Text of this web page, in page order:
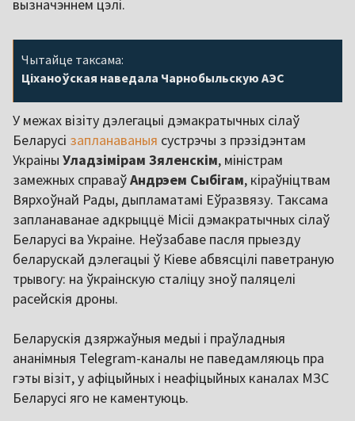
вызначэннем цэлі.
Чытайце таксама:
Ціханоўская наведала Чарнобыльскую АЭС
У межах візіту дэлегацыі дэмакратычных сілаў
Беларусі запланаваныя сустрэчы з прэзідэнтам
Украіны Уладзімірам Зяленскім, міністрам
замежных справаўАндрэем Сыбігам, кіраўніцтвам
Вярхоўнай Рады, дыпламатамі Еўразвязу. Таксама
запланаванае адкрыццё Місіі дэмакратычных сілаў
Беларусі ва Украіне. Неўзабаве пасля прыезду
беларускай дэлегацыі ў Кіеве абвясцілі паветраную
трывогу: на ўкраінскую сталіцу зноў паляцелі
расейскія дроны.
Беларускія дзяржаўныя медыі і праўладныя
ананімныя Telegram-каналы не паведамляюць пра
гэты візіт, у афіцыйных і неафіцыйных каналах МЗС
Беларусі яго не каментуюць.